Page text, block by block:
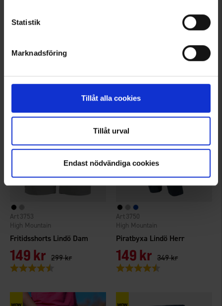
Statistik
Marknadsföring
Tillåt alla cookies
Tillåt urval
Endast nödvändiga cookies
Fritidsshorts Helags Herr Piratbyxa Lindö Herr
Fritidsshorts Lindö Dam
High Mountain
3753
149 kr 299 kr
Betyg:
Piratbyxa Lindö Herr
High Mountain
3750
149 kr 349 kr
Betyg: